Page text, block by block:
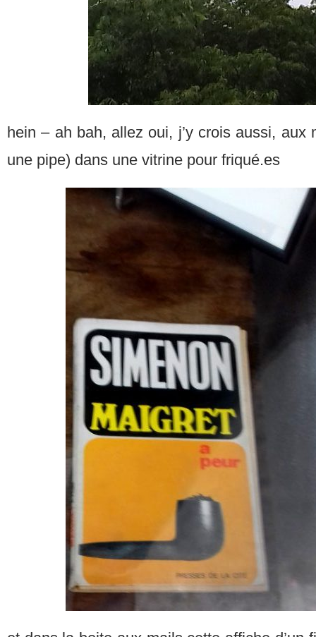
hein – ah bah, allez oui, j’y crois aussi, aux
une pipe) dans une vitrine pour friqué.es